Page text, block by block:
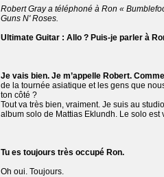
Robert Gray a téléphoné à Ron «
Guns N' Roses.
Ultimate Guitar : Allo ? Puis-je parler à
Je vais bien. Je m’appelle Robert.
de la tournée asiatique et les gens que
ton côté ?
Tout va très bien, vraiment. Je suis au
album solo de Mattias Eklundh. Le solo est
Tu es toujours très occupé Ron.
Oh oui. Toujours.